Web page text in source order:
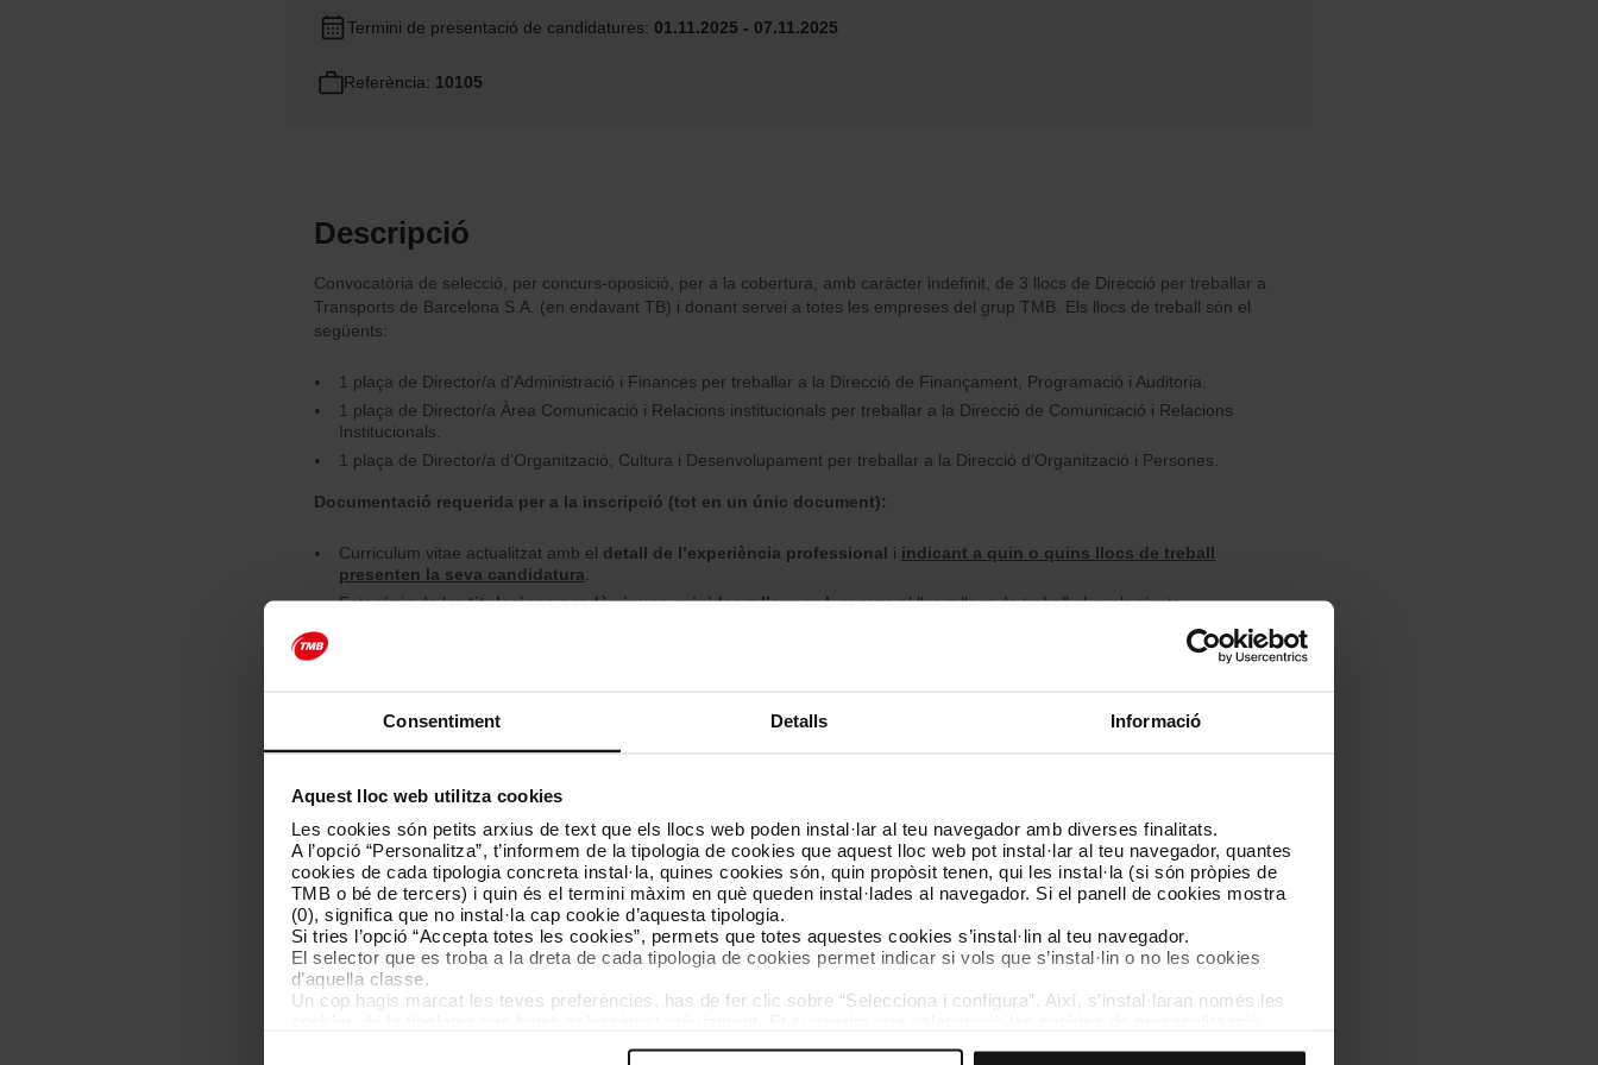
Consentiment Detalls Informació
Aquest lloc web utilitza cookies
Les cookies són petits arxius de text que els llocs web poden instal·lar al teu navegador amb diverses finalitats.
A l’opció “Personalitza”, t’informem de la tipologia de cookies que aquest lloc web pot instal·lar al teu navegador, quantes
cookies de cada tipologia concreta instal·la, quines cookies són, quin propòsit tenen, qui les instal·la (si són pròpies de
TMB o bé de tercers) i quin és el termini màxim en què queden instal·lades al navegador. Si el panell de cookies mostra
(0), significa que no instal·la cap cookie d’aquesta tipologia.
Si tries l’opció “Accepta totes les cookies”, permets que totes aquestes cookies s’instal·lin al teu navegador.
El selector que es troba a la dreta de cada tipologia de cookies permet indicar si vols que s’instal·lin o no les cookies
d’aquella classe.
Un cop hagis marcat les teves preferències, has de fer clic sobre “Selecciona i configura”. Així, s’instal·laran només les
Termini de presentació de candidatures: 01.11.2025 - 07.11.2025
Referència: 10105
Descripció
Convocatòria de selecció, per concurs-oposició, per a la cobertura, amb caràcter indefinit, de 3 llocs de Direcció per treballar a
Transports de Barcelona S.A. (en endavant TB) i donant servei a totes les empreses del grup TMB. Els llocs de treball són el
següents:
1 plaça de Director/a d’Administració i Finances per treballar a la Direcció de Finançament, Programació i Auditoria.
1 plaça de Director/a Àrea Comunicació i Relacions institucionals per treballar a la Direcció de Comunicació i Relacions
Institucionals.
1 plaça de Director/a d’Organització, Cultura i Desenvolupament per treballar a la Direcció d’Organització i Persones.
Documentació requerida per a la inscripció (tot en un únic document):
Curriculum vitae actualitzat amb el detall de l’experiència professional i indicant a quin o quins llocs de treball
presenten la seva candidatura.
Fotocòpia de lestitulacions acadèmiques exigides a l’annex I, segons el lloc o llocs de treball al quals s’opta.
sol·licitats segons el lloc de treball i especificats a la fase de concurs
Bases de la convocatòria
Consulta les bases de la convocatòria en el document PDF adjunt a continuació.
Descarrega el document